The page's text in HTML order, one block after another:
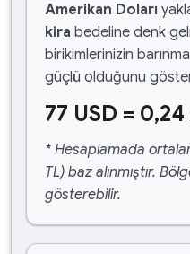
Amerikan Doları
kira bedeline denk
birikimlerinizin
güçlü olduğunu
77 USD =
* Hesaplamada
TL) baz alınmıştır.
gösterebilir.